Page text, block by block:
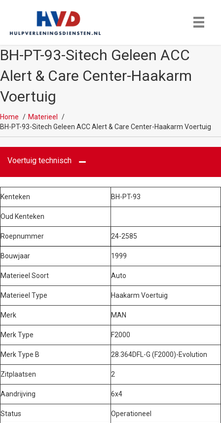
BH-PT-93-Sitech Geleen ACC
Alert & Care Center-Haakarm
Voertuig
Home
Materieel
BH-PT-93-Sitech Geleen ACC Alert & Care Center-Haakarm Voertuig
Voertuig technisch
Kenteken BH-PT-93
Oud Kenteken
Roepnummer 24-2585
Bouwjaar 1999
Materieel Soort Auto
Materieel Type Haakarm Voertuig
Merk MAN
Merk Type F2000
Merk Type B 28.364DFL-G (F2000)-Evolution
Zitplaatsen 2
Aandrijving 6x4
Status Operationeel